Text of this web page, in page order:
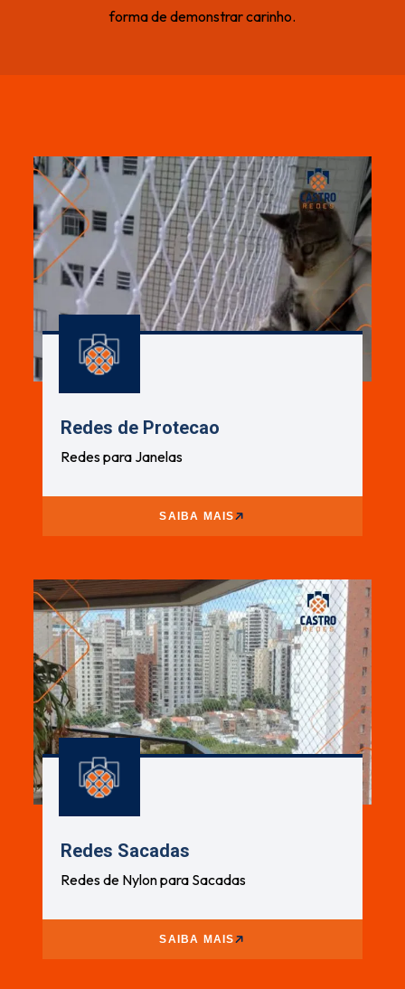
forma de demonstrar carinho.
Redes de Protecao
Redes para Janelas
SAIBA MAIS
Redes Sacadas
Redes de Nylon para Sacadas
SAIBA MAIS